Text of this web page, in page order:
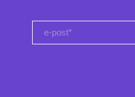
e-post*